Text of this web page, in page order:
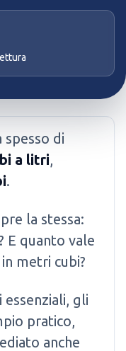
spesso di
a litri,
.
la stessa:
E quanto vale
metri cubi?
essenziali, gli
pratico,
anche